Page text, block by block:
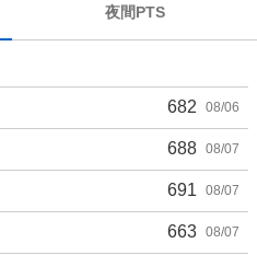
夜間PTS
682 08/06
688 08/07
691 08/07
663 08/07